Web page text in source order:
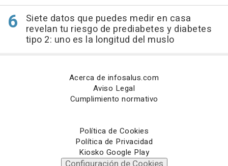
Siete datos que puedes medir en casa
revelan tu riesgo de prediabetes y diabetes
tipo 2: uno es la longitud del muslo
Acerca de infosalus.com
Aviso Legal
Cumplimiento normativo
Política de Cookies
Política de Privacidad
Kiosko Google Play